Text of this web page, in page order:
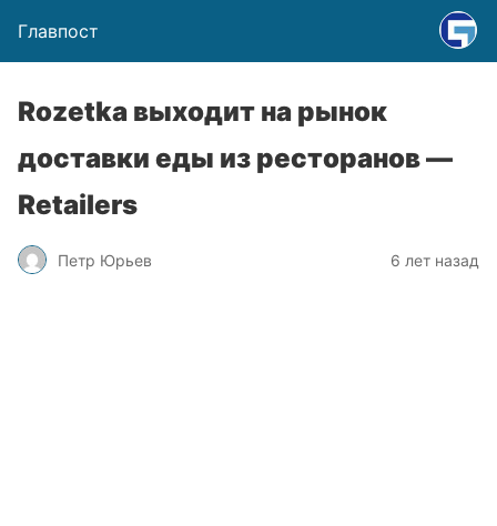
Главпост
Rozetka выходит на рынок
доставки еды из ресторанов —
Retailers
Петр Юрьев 6 лет назад